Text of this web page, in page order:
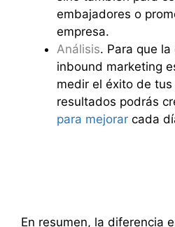
embajadores o
empresa.
Análisis. Para que
inbound marketing
medir el éxito de
resultados podrás
para mejorar cada
En resumen, la diferencia